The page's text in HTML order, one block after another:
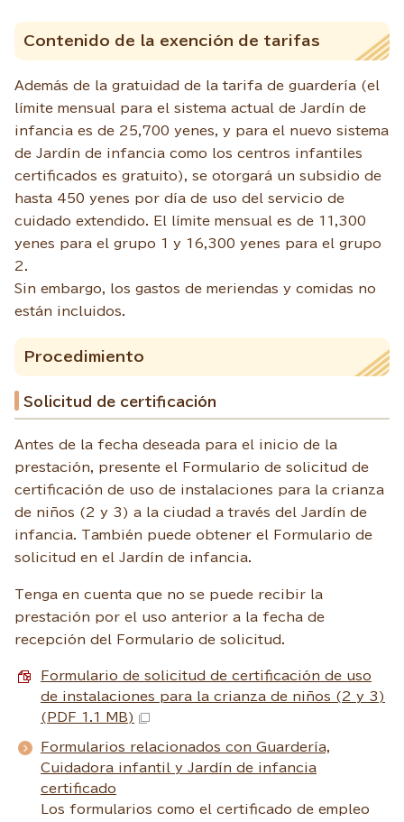
Contenido de la exención de tarifas
Además de la gratuidad de la tarifa de guardería (el
límite mensual para el sistema actual de Jardín de
infancia es de 25,700 yenes, y para el nuevo sistema
de Jardín de infancia como los centros infantiles
certificados es gratuito), se otorgará un subsidio de
hasta 450 yenes por día de uso del servicio de
cuidado extendido. El límite mensual es de 11,300
yenes para el grupo 1 y 16,300 yenes para el grupo
2.
Sin embargo, los gastos de meriendas y comidas no
están incluidos.
Procedimiento
Solicitud de certificación
Antes de la fecha deseada para el inicio de la
prestación, presente el Formulario de solicitud de
certificación de uso de instalaciones para la crianza
de niños (2 y 3) a la ciudad a través del Jardín de
infancia. También puede obtener el Formulario de
solicitud en el Jardín de infancia.
Tenga en cuenta que no se puede recibir la
prestación por el uso anterior a la fecha de
recepción del Formulario de solicitud.
Formulario de solicitud de certificación de uso
de instalaciones para la crianza de niños (2 y 3)
(PDF 1.1 MB)
Formularios relacionados con Guardería,
Cuidadora infantil y Jardín de infancia
certificado
Los formularios como el certificado de empleo